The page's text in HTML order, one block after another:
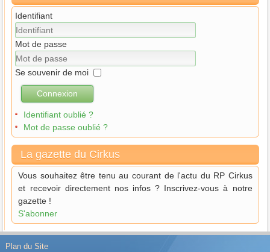
Identifiant
Mot de passe
Se souvenir de moi
Connexion
Identifiant oublié ?
Mot de passe oublié ?
La gazette du Cirkus
Vous souhaitez être tenu au courant de l'actu du RP Cirkus
et recevoir directement nos infos ? Inscrivez-vous à notre
gazette !
S'abonner
Plan du Site